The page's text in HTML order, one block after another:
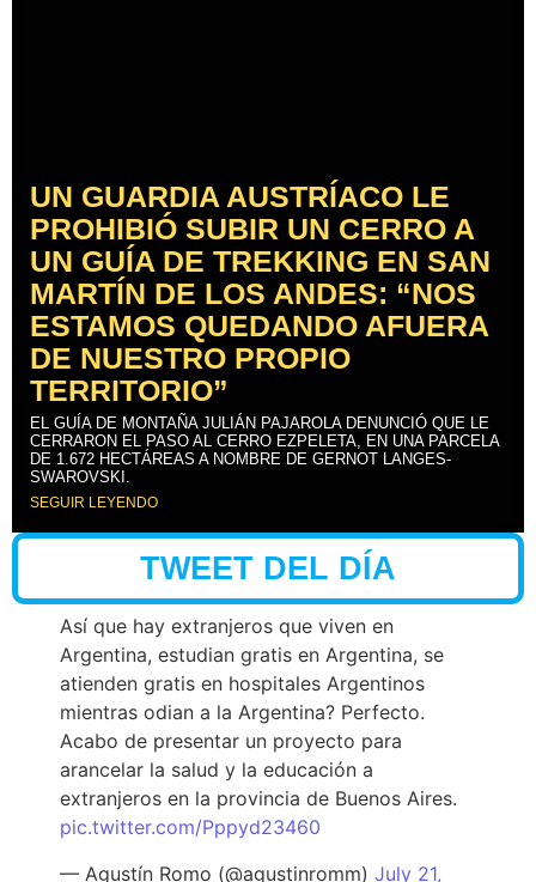
UN GUARDIA AUSTRÍACO LE
PROHIBIÓ SUBIR UN CERRO A
UN GUÍA DE TREKKING EN SAN
MARTÍN DE LOS ANDES: “NOS
ESTAMOS QUEDANDO AFUERA
DE NUESTRO PROPIO
TERRITORIO”
EL GUÍA DE MONTAÑA JULIÁN PAJAROLA DENUNCIÓ QUE LE
CERRARON EL PASO AL CERRO EZPELETA, EN UNA PARCELA
DE 1.672 HECTÁREAS A NOMBRE DE GERNOT LANGES-
SWAROVSKI.
SEGUIR LEYENDO
TWEET DEL DÍA
Así que hay extranjeros que viven en
Argentina, estudian gratis en Argentina, se
atienden gratis en hospitales Argentinos
mientras odian a la Argentina? Perfecto.
Acabo de presentar un proyecto para
arancelar la salud y la educación a
extranjeros en la provincia de Buenos Aires.
pic.twitter.com/Pppyd23460
— Agustín Romo (@agustinromm) July 21,